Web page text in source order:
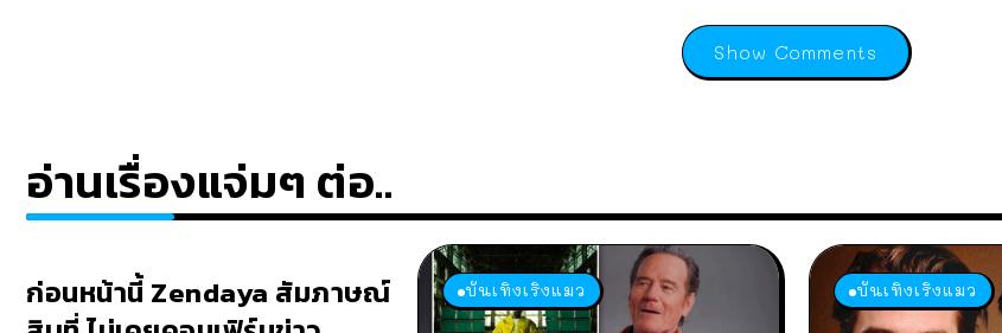
Show Comments
อ่านเรื่องแจ่มๆ ต่อ..
ก่อนหน้านี้ Zendaya สัมภาษณ์
บันเทิงเริงแมว บันเทิงเริงแมว